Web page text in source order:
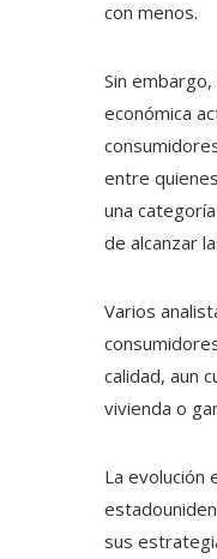
con menos.
Sin
económica
entre
una
de alcanzar
Varios
calidad, aun
vivienda o
La evolución
sus